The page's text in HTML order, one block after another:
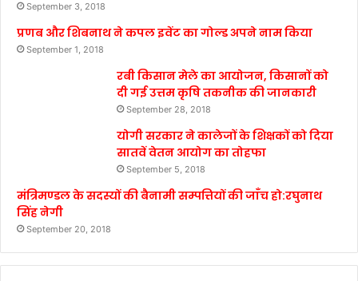
September 3, 2018
प्रणब और शिबनाथ ने कपल इवेंट का गोल्ड अपने नाम किया
September 1, 2018
रबी किसान मेले का आयोजन, किसानों को
दी गई उत्तम कृषि तकनीक की जानकारी
September 28, 2018
योगी सरकार ने कालेजों के शिक्षकों को दिया
सातवें वेतन आयोग का तोहफा
September 5, 2018
मंत्रिमण्डल के सदस्यों की बैनामी सम्पत्तियों की जाँच हो:रघुनाथ
सिंह नेगी
September 20, 2018